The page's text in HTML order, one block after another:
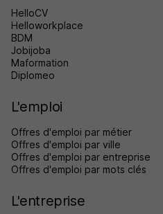
HelloCV
Helloworkplace
BDM
Jobijoba
Maformation
Diplomeo
L'emploi
Offres d'emploi par métier
Offres d'emploi par ville
Offres d'emploi par entreprise
Offres d'emploi par mots clés
L'entreprise